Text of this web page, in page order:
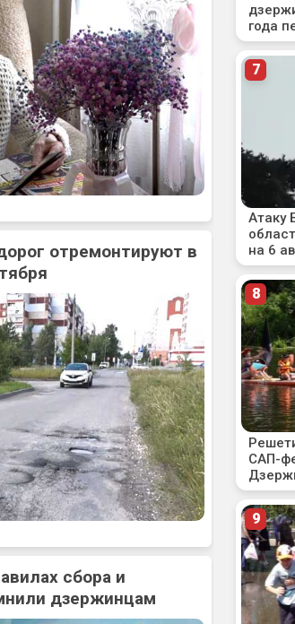
отремонтируют в
сбора и
дзержинцам